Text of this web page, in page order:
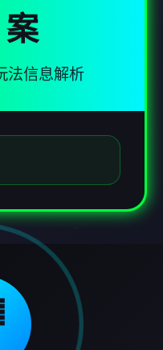
案
法信息解析